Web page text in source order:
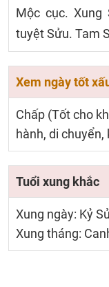
Mộc cục. Xung
tuyệt Sửu. Tam
Xem ngày tốt
Chấp (Tốt cho
hành, di
Tuổi xung khắc
Xung ngày: Kỷ
Xung tháng: